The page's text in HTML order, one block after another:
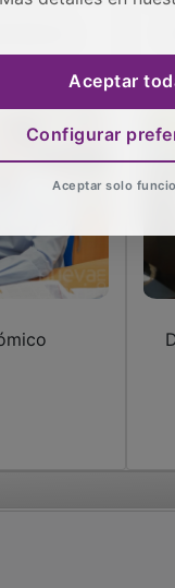
Aceptar
Configurar
Aceptar solo